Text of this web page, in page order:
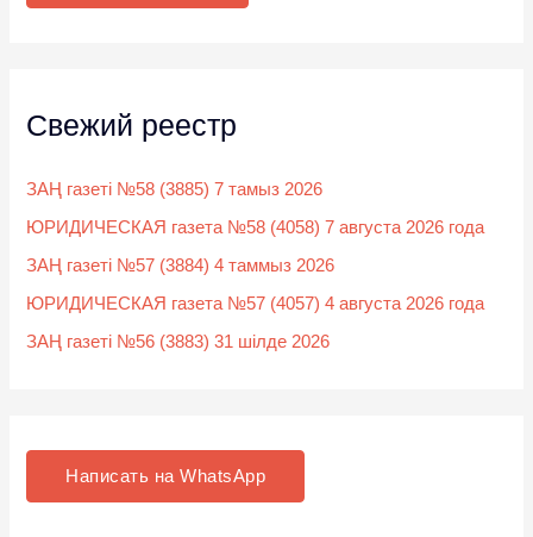
Свежий реестр
ЗАҢ газеті №58 (3885) 7 тамыз 2026
ЮРИДИЧЕСКАЯ газета №58 (4058) 7 августа 2026 года
ЗАҢ газеті №57 (3884) 4 таммыз 2026
ЮРИДИЧЕСКАЯ газета №57 (4057) 4 августа 2026 года
ЗАҢ газеті №56 (3883) 31 шілде 2026
Написать на WhatsApp